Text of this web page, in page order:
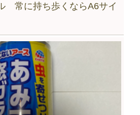
常に持ち歩くならA6サイ